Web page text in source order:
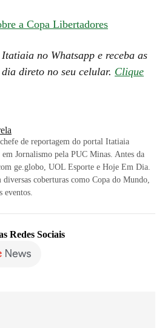
a Copa Libertadores
no Whatsapp e receba as
direto no seu celular. Clique
de reportagem do portal Itatiaia
Jornalismo pela PUC Minas. Antes da
ge.globo, UOL Esporte e Hoje Em Dia.
coberturas como Copa do Mundo,
eventos.
Redes Sociais